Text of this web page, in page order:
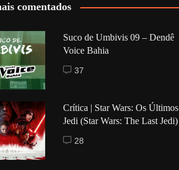
comentados
Suco de Umbivis 09 – Dendê
Voice Bahia
37
Crítica | Star Wars: Os Últimos
Jedi (Star Wars: The Last Jedi)
28